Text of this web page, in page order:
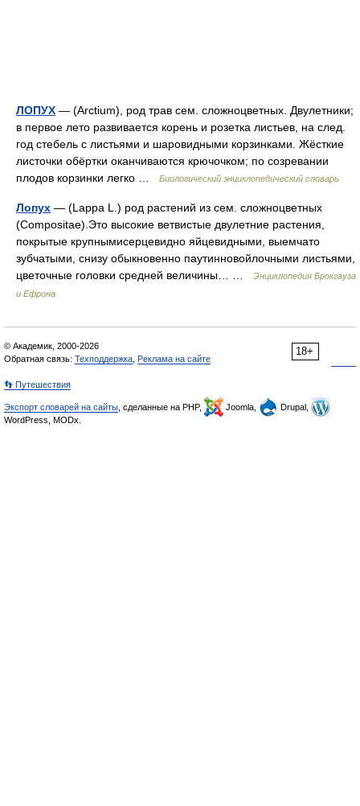
ЛОПУХ — (Arctium), род трав сем. сложноцветных. Двулетники;
в первое лето развивается корень и розетка листьев, на след.
год стебель с листьями и шаровидными корзинками. Жёсткие
листочки обёртки оканчиваются крючочком; по созревании
плодов корзинки легко …
Биологический энциклопедический словарь
Лопух — (Lappa L.) род растений из сем. сложноцветных
(Compositae).Это высокие ветвистые двулетние растения,
покрытые крупнымисерцевидно яйцевидными, выемчато
зубчатыми, снизу обыкновенно паутинновойлочными листьями,
цветочные головки средней величины… …
Энциклопедия Брокгауза
и Ефрона
18+
© Академик, 2000-2026
Обратная связь: Техподдержка Реклама на сайте
👣 Путешествия
Экспорт словарей на сайты , сделанные на PHP, Joomla,
Drupal,
WordPress, MODx.